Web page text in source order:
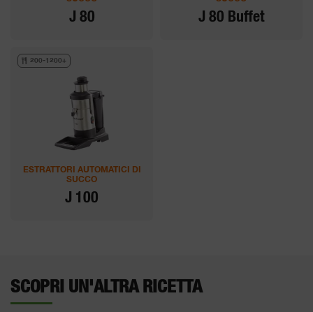
J 80 J 80 Buffet
200-1200+
ESTRATTORI AUTOMATICI DI
SUCCO
J 100
SCOPRI UN'ALTRA RICETTA